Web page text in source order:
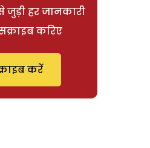
जुड़ी हर जानकारी
करिए
करें